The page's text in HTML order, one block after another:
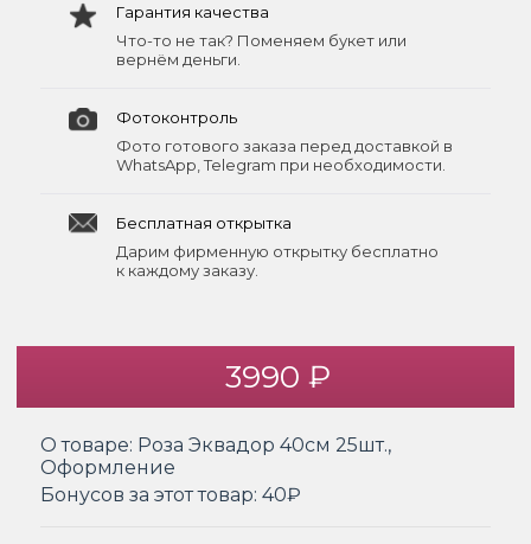
Гарантия качества
Что-то не так? Поменяем букет или
вернём деньги.
Фотоконтроль
Фото готового заказа перед доставкой в
WhatsApp, Telegram при необходимости.
Бесплатная открытка
Дарим фирменную открытку бесплатно
к каждому заказу.
3990 ₽
О товаре: Роза Эквадор 40см 25шт.,
Оформление
Бонусов за этот товар: 40₽